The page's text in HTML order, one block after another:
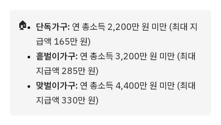
🏠 단독가구: 연 총소득 2,200만 원 미만 (최대 지
급액 165만 원)
홑벌이가구: 연 총소득 3,200만 원 미만 (최대
지급액 285만 원)
맞벌이가구: 연 총소득 4,400만 원 미만 (최대
지급액 330만 원)